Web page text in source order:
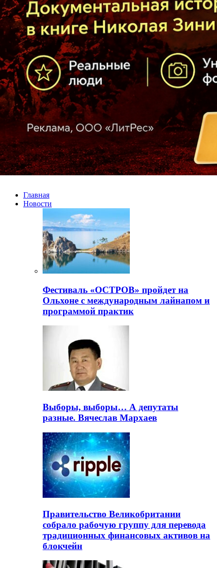
Главная
Новости
Фестиваль «ОСТРОВ» пройдет на
Ольхоне с международным лайнапом и
программой практик
Выборы, выборы… А депутаты
разные. Вячеслав Мархаев
Правительство Великобритании
собрало рабочую группу для перевода
традиционных финансовых активов на
блокчейн